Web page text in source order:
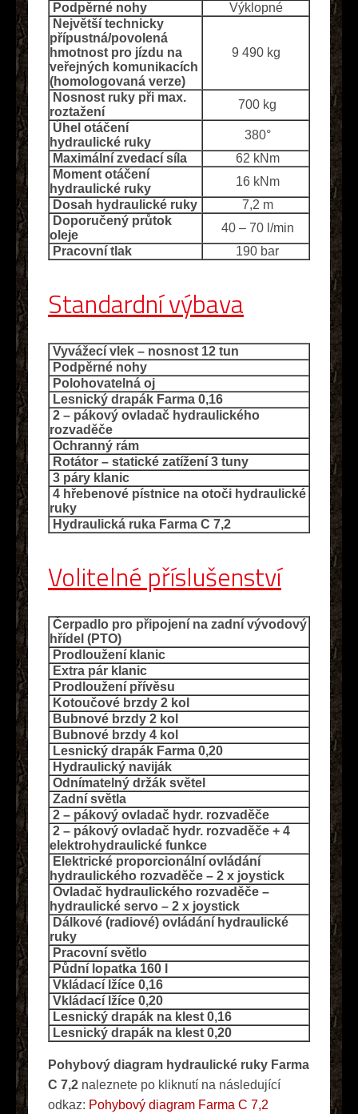
Podpěrné nohy
Výklopné
Největší technicky
přípustná/povolená
hmotnost pro jízdu na
veřejných komunikacích
(homologovaná verze)
9 490 kg
Nosnost ruky při max.
roztažení
700 kg
Úhel otáčení
hydraulické ruky
380°
Maximální zvedací síla
62 kNm
Moment otáčení
hydraulické ruky
16 kNm
Dosah hydraulické ruky
7,2 m
Doporučený průtok
oleje
40 – 70 l/min
Pracovní tlak
190 bar
Standardní výbava
Vyvážecí vlek – nosnost 12 tun
Podpěrné nohy
Polohovatelná oj
Lesnický drapák Farma 0,16
2 – pákový ovladač hydraulického
rozvaděče
Ochranný rám
Rotátor – statické zatížení 3 tuny
3 páry klanic
4 hřebenové pístnice na otoči hydraulické
ruky
Hydraulická ruka Farma C 7,2
Volitelné příslušenství
Čerpadlo pro připojení na zadní vývodový
hřídel (PTO)
Prodloužení klanic
Extra pár klanic
Prodloužení přívěsu
Kotoučové brzdy 2 kol
Bubnové brzdy 2 kol
Bubnové brzdy 4 kol
Lesnický drapák Farma 0,20
Hydraulický naviják
Odnímatelný držák světel
Zadní světla
2 – pákový ovladač hydr. rozvaděče
2 – pákový ovladač hydr. rozvaděče + 4
elektrohydraulické funkce
Elektrické proporcionální ovládání
hydraulického rozvaděče – 2 x joystick
Ovladač hydraulického rozvaděče –
hydraulické servo – 2 x joystick
Dálkové (radiové) ovládání hydraulické
ruky
Pracovní světlo
Půdní lopatka 160 l
Vkládací lžíce 0,16
Vkládací lžíce 0,20
Lesnický drapák na klest 0,16
Lesnický drapák na klest 0,20
Pohybový diagram hydraulické ruky Farma
C 7,2 naleznete po kliknutí na následující
odkaz: Pohybový diagram Farma C 7,2